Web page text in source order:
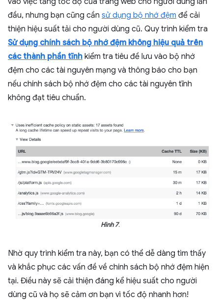
đầu, nhưng bạn cũng cần sử dụng bộ nhớ đệm để cải
thiện hiệu suất tải cho người dùng cũ. Quy trình kiểm tra
Sử dụng chính sách bộ nhớ đệm không hiệu quả trên
các thành phần tĩnh kiểm tra tiêu đề lưu vào bộ nhớ
đệm cho các tài nguyên mạng và thông báo cho bạn
nếu chính sách bộ nhớ đệm cho các tài nguyên tĩnh
không đạt tiêu chuẩn.
Hình 7.
Nhờ quy trình kiểm tra này, bạn có thể dễ dàng tìm thấy
và khắc phục các vấn đề về chính sách bộ nhớ đệm hiện
tại. Điều này sẽ cải thiện đáng kể hiệu suất cho người
dùng cũ và họ sẽ cảm ơn bạn vì tốc độ nhanh hơn!